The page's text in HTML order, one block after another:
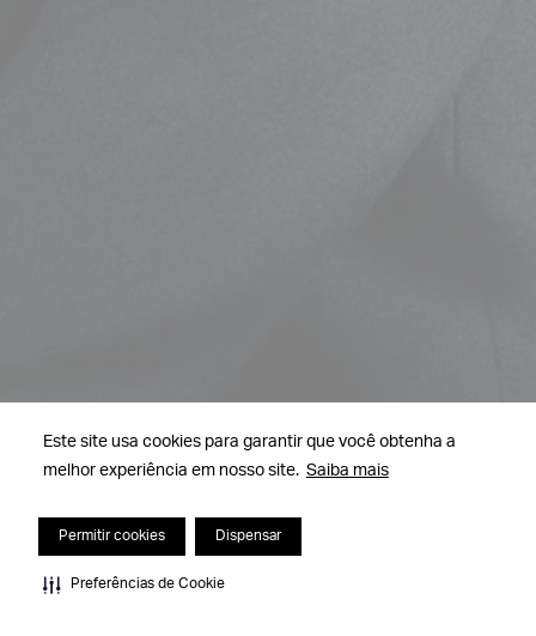
Este site usa cookies para garantir que você obtenha a
melhor experiência em nosso site. Saiba mais
Permitir cookies Dispensar
Preferências de Cookie